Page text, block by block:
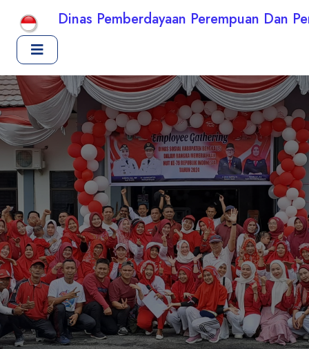
Dinas Pemberdayaan Perempuan Dan